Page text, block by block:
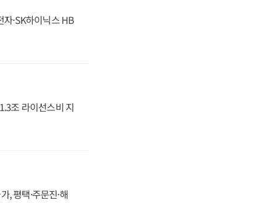
·SK하이닉스 HB
조 라이선스비 지
, 평택·주문진·해